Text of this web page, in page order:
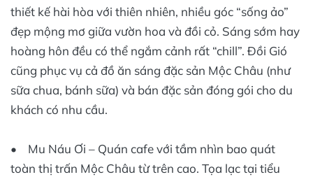
thiết kế hài hòa với thiên nhiên, nhiều góc “sống ảo”
đẹp mộng mơ giữa vườn hoa và đồi cỏ. Sáng sớm hay
hoàng hôn đều có thể ngắm cảnh rất “chill”. Đồi Gió
cũng phục vụ cả đồ ăn sáng đặc sản Mộc Châu (như
sữa chua, bánh sữa) và bán đặc sản đóng gói cho du
khách có nhu cầu.
• Mu Náu Ơi – Quán cafe với tầm nhìn bao quát
toàn thị trấn Mộc Châu từ trên cao. Tọa lạc tại tiểu